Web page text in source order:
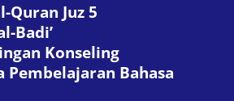
Quran Juz 5
Badi’
Konseling
Pembelajaran Bahasa